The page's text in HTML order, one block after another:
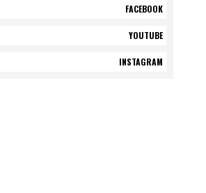
FACEBOOK
YOUTUBE
INSTAGRAM